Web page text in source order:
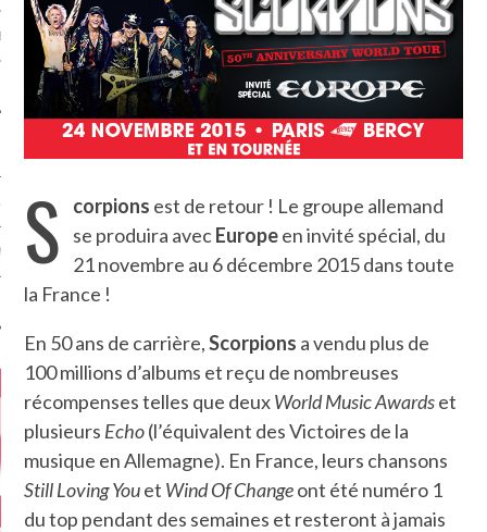
S corpions est de retour ! Le groupe allemand
se produira avecEuropeen invité spécial, du
21 novembre au 6 décembre 2015 dans toute
la France !
En 50 ans de carrière,Scorpions a vendu plus de
100 millions d’albums et reçu de nombreuses
récompenses telles que deuxWorld Music Awardset
plusieurs Echo(l’équivalent des Victoires de la
musique en Allemagne). En France, leurs chansons
Still Loving Youet Wind Of Changeont été numéro 1
du top pendant des semaines et resteront à jamais